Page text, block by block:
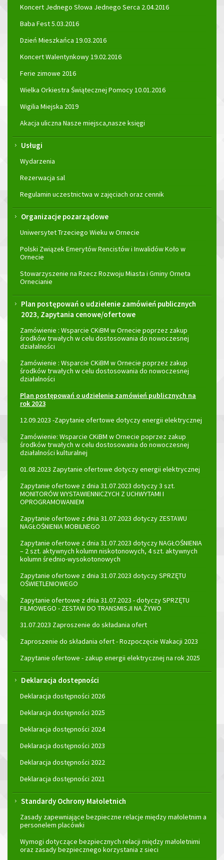
Koncert Jednego Słowa Jednego Serca 2.04.2016
Baba Fest 5.03.2016
Dzień Mieszkańca 19.03.2016
Koncert Walentynkowy 19.02.2016
Ferie zimowe 2016
Wielka Orkiestra Świątecznej Pomocy 10.01.2016
Wigilia Miejska 2019
Akacja uliczna Nasze miejsca,nasze księgi
Usługi
Wydarzenia
Rezerwacja sal
Regulamin uczestnictwa w zajęciach oraz cennik
Organizacje pozarządowe
Uniwersytet Trzeciego Wieku w Ornecie
Polski Związek Emerytów Rencistów i Inwalidów Koło w
Ornecie
Stowarzyszenie na Rzecz Rozwoju Miasta i Gminy Orneta
Ornecianie
Plan postępowań o udzielenie zamówień publicznych
2023, Zapytania cenowe/ofertowe
Zamówienie : Wsparcie CKiBM w Ornecie poprzez zakup
środków trwałych w celu dostosowania do nowoczesnej
działalności
Zamówienie : Wsparcie CKiBM w Ornecie poprzez zakup
środków trwałych w celu dostosowania do nowoczesnej
działalności
Plan postępowań o udzielenie zamówień publicznych na
rok 2023
12.09.2023 -Zapytanie ofertowe dotyczy energii elektrycznej
Zamówienie: Wsparcie CKiBM w Ornecie poprzez zakup
środków trwałych w celu dostosowania do nowoczesnej
działalności kulturalnej
01.08.2023 Zapytanie ofertowe dotyczy energii elektrycznej
Zapytanie ofertowe z dnia 31.07.2023 dotyczy 3 szt.
MONITORÓW WYSTAWIENNICZYCH Z UCHWYTAMI I
OPROGRAMOWANIEM
Zapytanie ofertowe z dnia 31.07.2023 dotyczy ZESTAWU
NAGŁOŚNIENIA MOBILNEGO
Zapytanie ofertowe z dnia 31.07.2023 dotyczy NAGŁOŚNIENIA
– 2 szt. aktywnych kolumn niskotonowych, 4 szt. aktywnych
kolumn średnio-wysokotonowych
Zapytanie ofertowe z dnia 31.07.2023 dotyczy SPRZĘTU
OŚWIETLENIOWEGO
Zapytanie ofertowe z dnia 31.07.2023 - dotyczy SPRZĘTU
FILMOWEGO - ZESTAW DO TRANSMISJI NA ŻYWO
31.07.2023 Zaproszenie do składania ofert
Zaproszenie do składania ofert - Rozpoczęcie Wakacji 2023
Zapytanie ofertowe - zakup energii elektrycznej na rok 2025
Deklaracja dostepności
Deklaracja dostępności 2026
Deklaracja dostępności 2025
Deklaracja dostępności 2024
Deklaracja dostępności 2023
Deklaracja dostępności 2022
Deklaracja dostępności 2021
Standardy Ochrony Małoletnich
Zasady zapewniające bezpieczne relacje między małoletnim a
personelem placówki
Wymogi dotyczące bezpiecznych relacji między małoletnimi
oraz zasady bezpiecznego korzystania z sieci